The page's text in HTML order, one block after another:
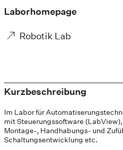
Laborhomepage
Robotik Lab
Kurzbeschreibung
Im Labor für
mit Steuerungssoftware
Montage-, Handhabungs- und
Schaltungsentwicklung etc.